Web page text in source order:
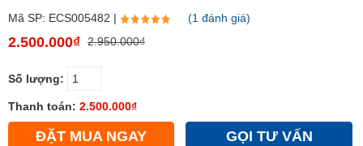
Mã SP: ECS005482 | (1 đánh giá)
2.500.000₫ 2.950.000₫
Số lượng:
Thanh toán: 2.500.000₫
ĐẶT MUA NGAY GỌI TƯ VẤN